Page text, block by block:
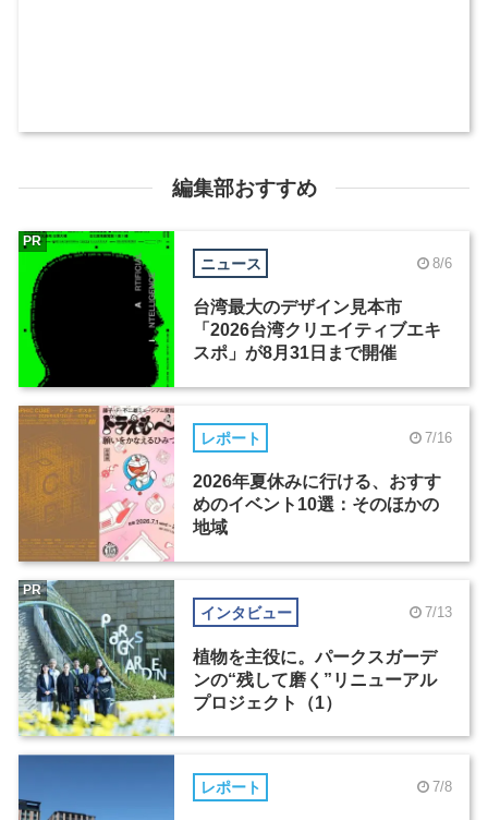
編集部おすすめ
ニュース 8/6
台湾最大のデザイン見本市
「2026台湾クリエイティブエキ
スポ」が8月31日まで開催
PR
レポート 7/16
2026年夏休みに行ける、おすす
めのイベント10選：そのほかの
地域
インタビュー 7/13
植物を主役に。パークスガーデ
ンの“残して磨く”リニューアル
プロジェクト（1）
PR
レポート 7/8